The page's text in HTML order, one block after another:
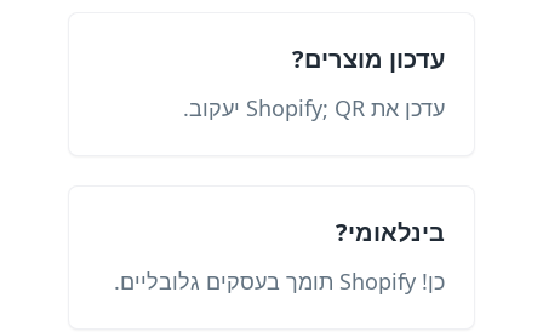
עדכון מוצרים?
עדכן את Shopify; QR יעקוב.
בינלאומי?
כן! Shopify תומך בעסקים גלובליים.